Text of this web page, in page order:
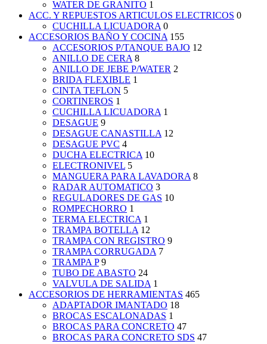
WATER DE GRANITO 1
ACC. Y REPUESTOS ARTICULOS ELECTRICOS 0
CUCHILLA LICUADORA 0
ACCESORIOS BAÑO Y COCINA 155
ACCESORIOS P/TANQUE BAJO 12
ANILLO DE CERA 8
ANILLO DE JEBE P/WATER 2
BRIDA FLEXIBLE 1
CINTA TEFLON 5
CORTINEROS 1
CUCHILLA LICUADORA 1
DESAGUE 9
DESAGUE CANASTILLA 12
DESAGUE PVC 4
DUCHA ELECTRICA 10
ELECTRONIVEL 5
MANGUERA PARA LAVADORA 8
RADAR AUTOMATICO 3
REGULADORES DE GAS 10
ROMPECHORRO 1
TERMA ELECTRICA 1
TRAMPA BOTELLA 12
TRAMPA CON REGISTRO 9
TRAMPA CORRUGADA 7
TRAMPA P 9
TUBO DE ABASTO 24
VALVULA DE SALIDA 1
ACCESORIOS DE HERRAMIENTAS 465
ADAPTADOR IMANTADO 18
BROCAS ESCALONADAS 1
BROCAS PARA CONCRETO 47
BROCAS PARA CONCRETO SDS 47